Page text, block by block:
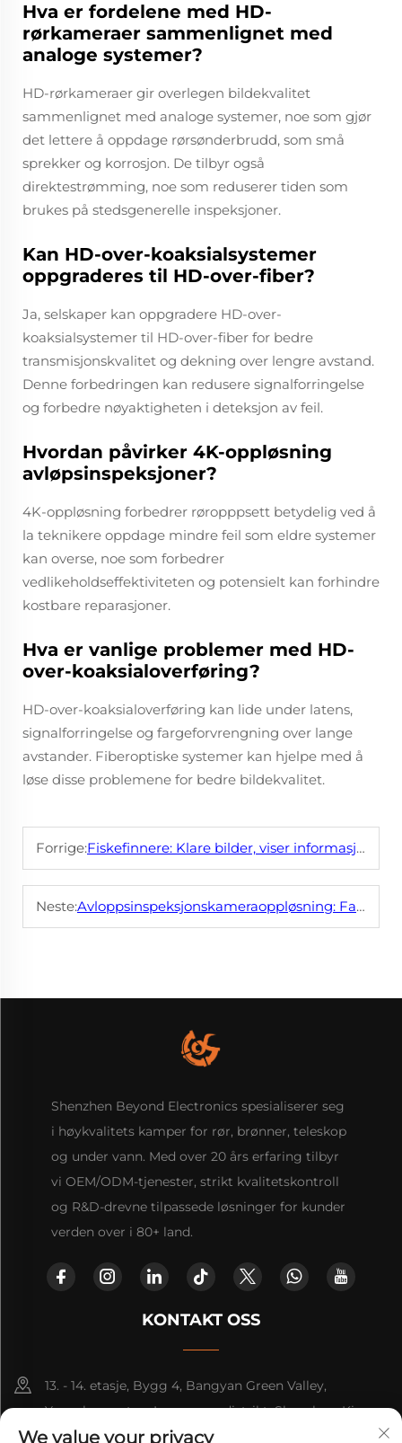
Hva er fordelene med HD-
rørkameraer sammenlignet med
analoge systemer?
HD-rørkameraer gir overlegen bildekvalitet
sammenlignet med analoge systemer, noe som gjør
det lettere å oppdage rørsønderbrudd, som små
sprekker og korrosjon. De tilbyr også
direktestrømming, noe som reduserer tiden som
brukes på stedsgenerelle inspeksjoner.
Kan HD-over-koaksialsystemer
oppgraderes til HD-over-fiber?
Ja, selskaper kan oppgradere HD-over-
koaksialsystemer til HD-over-fiber for bedre
transmisjonskvalitet og dekning over lengre avstand.
Denne forbedringen kan redusere signalforringelse
og forbedre nøyaktigheten i deteksjon av feil.
Hvordan påvirker 4K-oppløsning
avløpsinspeksjoner?
4K-oppløsning forbedrer røropppsett betydelig ved å
la teknikere oppdage mindre feil som eldre systemer
kan overse, noe som forbedrer
vedlikeholdseffektiviteten og potensielt kan forhindre
kostbare reparasjoner.
Hva er vanlige problemer med HD-
over-koaksialoverføring?
HD-over-koaksialoverføring kan lide under latens,
signalforringelse og fargeforvrengning over lange
avstander. Fiberoptiske systemer kan hjelpe med å
løse disse problemene for bedre bildekvalitet.
Forrige:Fiskefinnere: Klare bilder, viser informasjon om fiskestim i vannet
Neste:Avloppsinspeksjonskameraoppløsning: Fang fine detaljer
Shenzhen Beyond Electronics spesialiserer seg
i høykvalitets kamper for rør, brønner, teleskop
og under vann. Med over 20 års erfaring tilbyr
vi OEM/ODM-tjenester, strikt kvalitetskontroll
og R&D-drevne tilpassede løsninger for kunder
verden over i 80+ land.
KONTAKT OSS
13. - 14. etasje, Bygg 4, Bangyan Green Valley,
Yuanshan-gaten, Longgang-distrikt, Shenzhen, Kina.
We value your privacy